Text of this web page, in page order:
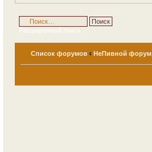
Расширенный поиск
Список форумов ‹ НеПивной форум